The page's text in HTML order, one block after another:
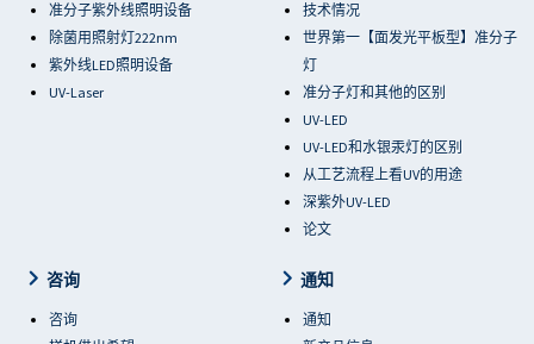
准分子紫外线照明设备
除菌用照射灯222nm
紫外线LED照明设备
UV-Laser
技术情况
世界第一【面发光平板型】准分子
灯
准分子灯和其他的区别
UV-LED
UV-LED和水银汞灯的区别
从工艺流程上看UV的用途
深紫外UV-LED
论文
咨询
咨询
通知
通知